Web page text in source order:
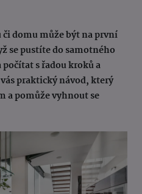
domu může být na první
se pustíte do samotného
s řadou kroků a
praktický návod, který
a pomůže vyhnout se